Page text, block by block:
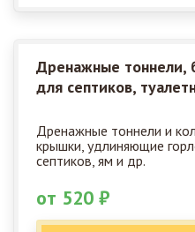
Дренажные тоннели,
для септиков,
Дренажные тоннели и
крышки, удлиняющие
септиков, ям и др.
от 520 ₽